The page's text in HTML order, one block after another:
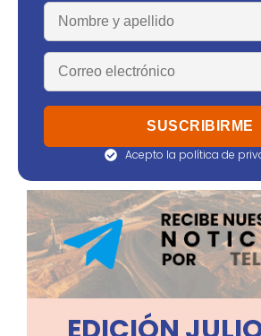
Acepto la política de